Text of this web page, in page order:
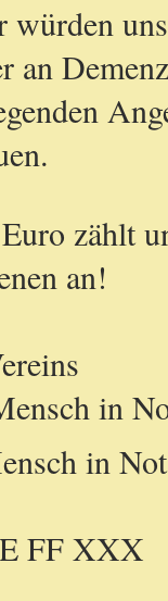
würden
an
zählt
an!
in
in
XXX